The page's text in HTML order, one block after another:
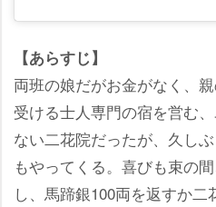
【あらすじ】
両班の娘だがお金がなく、
受ける士人専門の宿を営む
ない二花院だったが、久し
もやってくる。喜びも束の
し、馬蹄銀100両を返すか